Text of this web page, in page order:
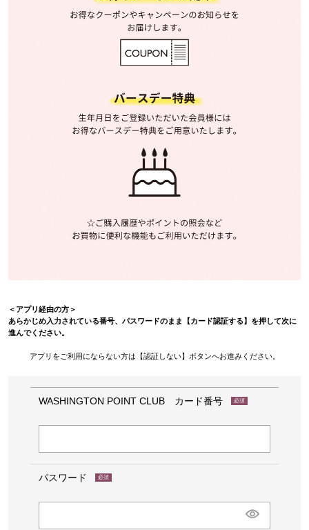
＜アプリ経由の方＞
あらかじめ入力されている番号、パスワードのまま【カード認証する】を押して次に
進んでください。
アプリをご利用にならない方は【認証しない】ボタンへお進みください。
WASHINGTON POINT CLUB カード番号
パスワード